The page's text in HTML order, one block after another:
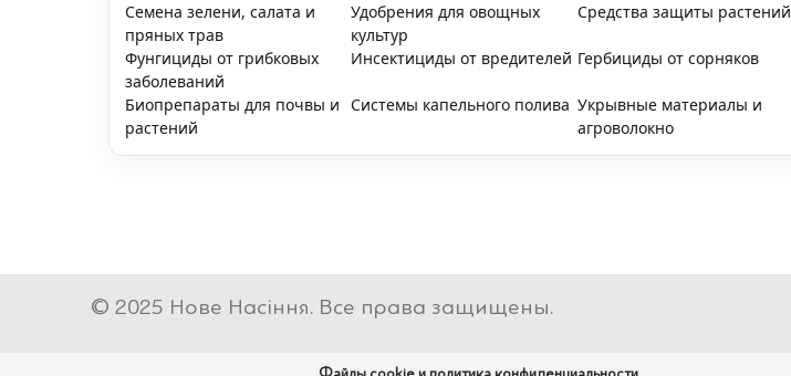
Семена зелени, салата и
пряных трав
Удобрения для овощных
культур
Средства защиты растений
Фунгициды от грибковых
заболеваний
Инсектициды от вредителей Гербициды от сорняков
Биопрепараты для почвы и
растений
Системы капельного полива Укрывные материалы и
агроволокно
© 2025 Нове Насіння. Все права защищены.